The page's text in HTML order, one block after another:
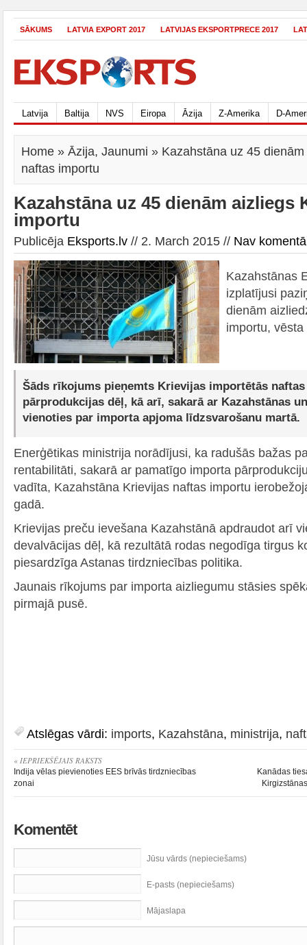
SĀKUMS LATVIA EXPORT 2017 LATVIJAS EKSPORTPRECE 2017
Latvija Baltija NVS Eiropa Āzija Z-Amerika D-
Home » Āzija, Jaunumi » Kazahstāna uz 45
naftas importu
Kazahstāna uz 45 dienām aizliegs
importu
Publicēja Eksports.lv // 2. March 2015 // Nav
Kazahstānas
izplatījusi
dienām
importu,
Šāds rīkojums pieņemts Krievijas importētās
pārprodukcijas dēļ, kā arī, sakarā ar Kazahstānas
vienoties par importa apjoma līdzsvarošanu martā.
Enerģētikas ministrija norādījusi, ka radušās bažas
rentabilitāti, sakarā ar pamatīgo importa
vadīta, Kazahstāna Krievijas naftas importu
gadā.
Krievijas preču ievešana Kazahstānā apdraudot arī
devalvācijas dēļ, kā rezultātā rodas negodīga tirgus
piesardzīga Astanas tirdzniecības politika.
Jaunais rīkojums par importa aizliegumu stāsies
pirmajā pusē.
Atslēgas vārdi: imports, Kazahstāna, ministrija,
« IEPRIEKŠĒJAIS RAKSTS
Indija vēlas pievienoties EES brīvās tirdzniecības
zonai
Kanādas
Komentēt
Jūsu vārds (nepieciešams)
E-pasts (nepieciešams)
Mājaslapa